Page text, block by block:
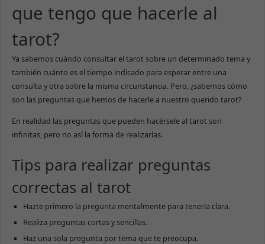
que tengo que hacerle al
tarot?
Ya sabemos cuándo consultar el tarot sobre un determinado tema y
también cuánto es el tiempo indicado para esperar entre una
consulta y otra sobre la misma circunstancia. Pero, ¿sabemos cómo
son las preguntas que hemos de hacerle a nuestro querido tarot?
En realidad las preguntas que pueden hacérsele al tarot son
infinitas, pero no así la forma de realizarlas.
Tips para realizar preguntas
correctas al tarot
Hazte primero la pregunta mentalmente para tenerla clara.
Realiza preguntas cortas y sencillas.
Haz una sola pregunta por tema que te preocupa.